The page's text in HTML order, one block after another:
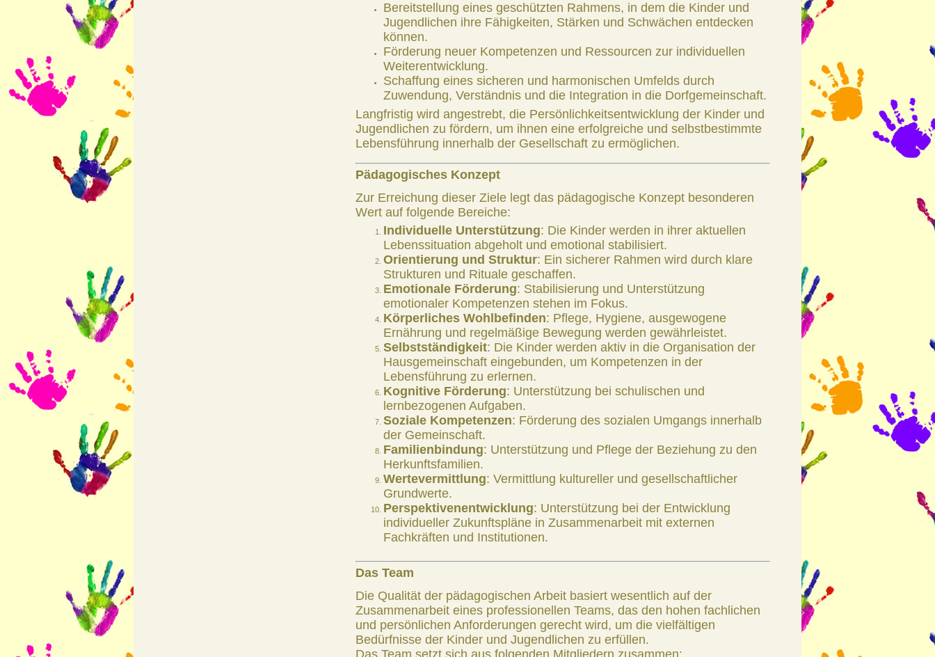
Bereitstellung eines geschützten Rahmens, in dem die Kinder und
Jugendlichen ihre Fähigkeiten, Stärken und Schwächen entdecken
können.
Förderung neuer Kompetenzen und Ressourcen zur individuellen
Weiterentwicklung.
Schaffung eines sicheren und harmonischen Umfelds durch
Zuwendung, Verständnis und die Integration in die Dorfgemeinschaft.
Langfristig wird angestrebt, die Persönlichkeitsentwicklung der Kinder und
Jugendlichen zu fördern, um ihnen eine erfolgreiche und selbstbestimmte
Lebensführung innerhalb der Gesellschaft zu ermöglichen.
Pädagogisches Konzept
Zur Erreichung dieser Ziele legt das pädagogische Konzept besonderen
Wert auf folgende Bereiche:
Individuelle Unterstützung: Die Kinder werden in ihrer aktuellen
Lebenssituation abgeholt und emotional stabilisiert.
Orientierung und Struktur: Ein sicherer Rahmen wird durch klare
Strukturen und Rituale geschaffen.
Emotionale Förderung: Stabilisierung und Unterstützung
emotionaler Kompetenzen stehen im Fokus.
Körperliches Wohlbefinden: Pflege, Hygiene, ausgewogene
Ernährung und regelmäßige Bewegung werden gewährleistet.
Selbstständigkeit: Die Kinder werden aktiv in die Organisation der
Hausgemeinschaft eingebunden, um Kompetenzen in der
Lebensführung zu erlernen.
Kognitive Förderung: Unterstützung bei schulischen und
lernbezogenen Aufgaben.
Soziale Kompetenzen: Förderung des sozialen Umgangs innerhalb
der Gemeinschaft.
Familienbindung: Unterstützung und Pflege der Beziehung zu den
Herkunftsfamilien.
Wertevermittlung: Vermittlung kultureller und gesellschaftlicher
Grundwerte.
Perspektivenentwicklung: Unterstützung bei der Entwicklung
individueller Zukunftspläne in Zusammenarbeit mit externen
Fachkräften und Institutionen.
Das Team
Die Qualität der pädagogischen Arbeit basiert wesentlich auf der
Zusammenarbeit eines professionellen Teams, das den hohen fachlichen
und persönlichen Anforderungen gerecht wird, um die vielfältigen
Bedürfnisse der Kinder und Jugendlichen zu erfüllen.